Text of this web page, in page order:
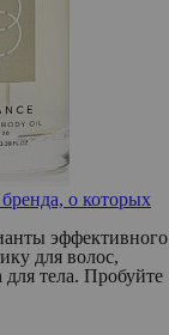
о которых
эффективного
для волос,
тела. Пробуйте